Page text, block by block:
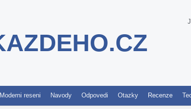
Moderni reseni Navody Odpovedi Otazky Recenze